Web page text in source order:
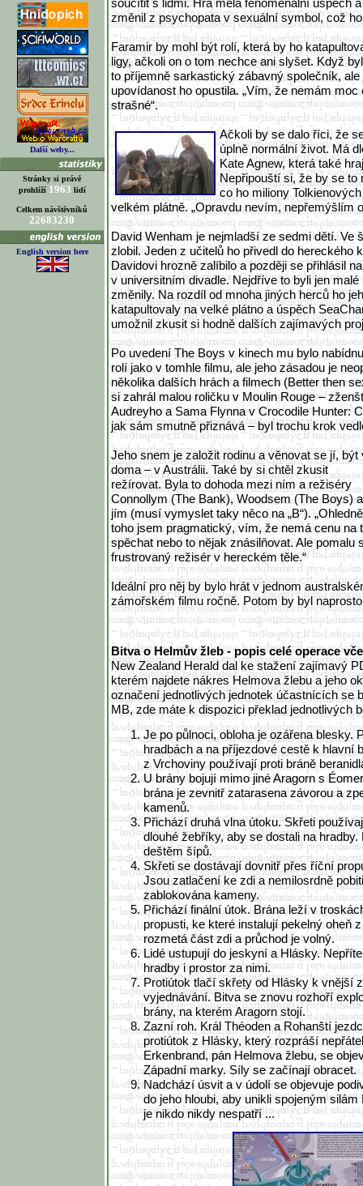
Další weby...
Stránky si právě
prohlíží 1963 lidí
Celkem návštěvníků
22683230
English version here
soucítit s lidmi. Hra měla fenomenální úspěch
změnil z psychopata v sexuální symbol, což
Faramir by mohl být rolí, která by ho
ligy, ačkoli on o tom nechce ani slyšet. Když
to příjemně sarkastický zábavný společník,
upovídanost ho opustila. „Vím, že nemám moc
strašné“.
Ačkoli by se dalo říci, že
úplně normální život. Má
Kate Agnew, která také
Nepřipouští si, že by se to
co ho miliony
velkém plátně. „Opravdu nevím, nepřemýšlím
David Wenham je nejmladší ze sedmi dětí. Ve
zlobil. Jeden z učitelů ho přivedl do hereckého
Davidovi hrozně zalíbilo a později se přihlásil
v universitním divadle. Nejdříve to byli jen
změnily. Na rozdíl od mnoha jiných herců ho
katapultovaly na velké plátno a úspěch
umožnil zkusit si hodně dalších zajímavých
Po uvedení The Boys v kinech mu bylo
rolí jako v tomhle filmu, ale jeho zásadou je
několika dalších hrách a filmech (Better then
si zahrál malou roličku v Moulin Rouge –
Audreyho a Sama Flynna v Crocodile Hunter:
jak sám smutně přiznává – byl trochu krok
Jeho snem je založit rodinu a věnovat se jí, být
doma – v Austrálii. Také by si chtěl zkusit
režírovat. Byla to dohoda mezi ním a režiséry
Connollym (The Bank), Woodsem (The Boys) a
jím (musí vymyslet taky něco na „B“). „Ohledně
toho jsem pragmatický, vím, že nemá cenu na
spěchat nebo to nějak znásilňovat. Ale pomalu
frustrovaný režisér v hereckém těle.“
Ideální pro něj by bylo hrát v jednom
zámořském filmu ročně. Potom by byl
Bitva o Helmův žleb - popis celé operace
New Zealand Herald dal ke stažení zajímavý
kterém najdete nákres Helmova žlebu a jeho
označení jednotlivých jednotek účastnících se
MB, zde máte k dispozici překlad jednotlivých
Je po půlnoci, obloha je ozářena blesky.
hradbách a na příjezdové cestě k hlavní
z Vrchoviny používají proti bráně
U brány bojují mimo jiné Aragorn s
brána je zevnitř zatarasena závorou a
kamenů.
Přichází druhá vlna útoku. Skřeti
dlouhé žebříky, aby se dostali na
deštěm šípů.
Skřeti se dostávají dovnitř přes říční
Jsou zatlačení ke zdi a nemilosrdně
zablokována kameny.
Přichází finální útok. Brána leží v
propusti, ke které instalují pekelný oheň
rozmetá část zdi a průchod je volný.
Lidé ustupují do jeskyní a Hlásky.
hradby i prostor za nimi.
Protiútok tlačí skřety od Hlásky k vnější
vyjednávání. Bitva se znovu rozhoří
brány, na kterém Aragorn stojí.
Zazní roh. Král Théoden a Rohanští
protiútok z Hlásky, který rozpráší
Erkenbrand, pán Helmova žlebu, se
Západní marky. Síly se začínají obracet.
Nadchází úsvit a v údolí se objevuje
do jeho hloubi, aby unikli spojeným
je nikdo nikdy nespatří ...